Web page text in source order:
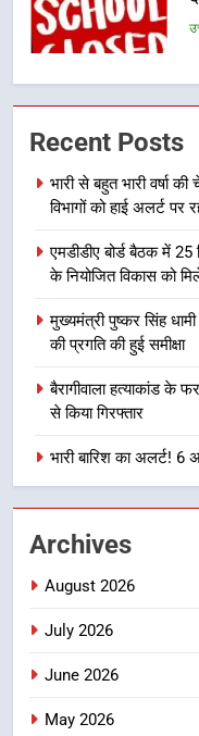
1
Recent Posts
भारी से बहुत भारी वर्षा
विभागों को हाई अलर्ट पर
एमडीडीए बोर्ड बैठक में 25
के नियोजित विकास को
मुख्यमंत्री पुष्कर सिंह
की प्रगति की हुई समीक्षा
बैरागीवाला हत्याकांड के
से किया गिरफ्तार
भारी बारिश का अलर्ट!
Archives
August 2026
July 2026
June 2026
May 2026